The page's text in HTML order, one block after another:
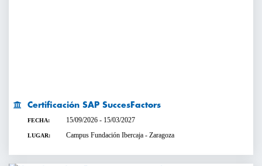
Certificación SAP SuccesFactors
FECHA: 15/09/2026 - 15/03/2027
LUGAR: Campus Fundación Ibercaja - Zaragoza